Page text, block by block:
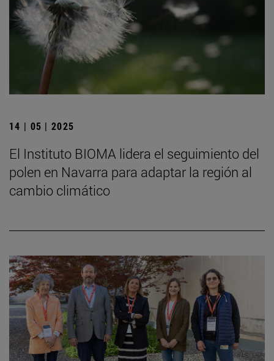
14 | 05 | 2025
El Instituto BIOMA lidera el seguimiento del
polen en Navarra para adaptar la región al
cambio climático